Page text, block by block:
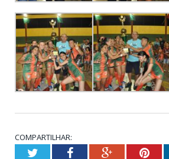
COMPARTILHAR:
TwitterFacebookGoogle+